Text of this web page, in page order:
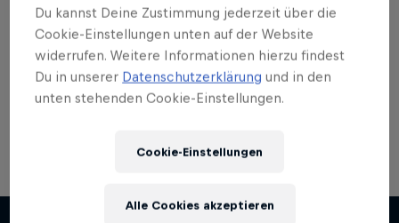
Bike
Hier findest du alles rund ums Thema
Bike-Guides für …
Du kannst Deine Zustimmung jederzeit über die
Cookie-Einstellungen unten auf der Website
widerrufen. Weitere Informationen hierzu findest
Du in unserer Datenschutzerklärung und in den
unten stehenden Cookie-Einstellungen.
Cookie-Einstellungen
Alle Cookies akzeptieren